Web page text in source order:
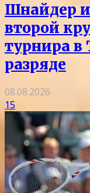
Шнайдер
второй
турнира в
разряде
08.08.2026
15